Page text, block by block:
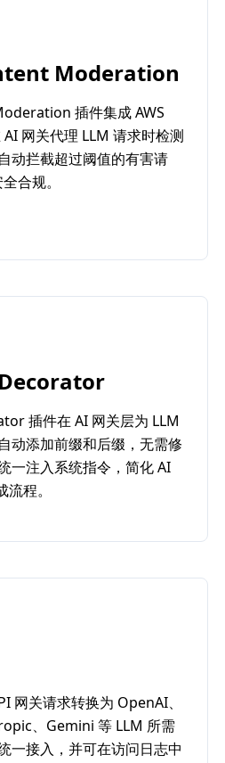
Moderation
插件集成 AWS
网关代理 LLM 请求时检测
动拦截超过阈值的有害请
合规。
插件在 AI 网关层为 LLM
动添加前缀和后缀，无需修
一注入系统指令，简化 AI
程。
网关请求转换为 OpenAI、
、Gemini 等 LLM 所需
一接入，并可在访问日志中